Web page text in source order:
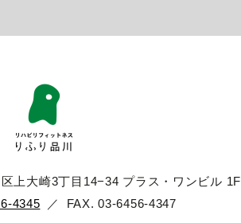
上大崎3丁目14−34 プラス・ワンビル 1F
4345 ／ FAX.03-6456-4347